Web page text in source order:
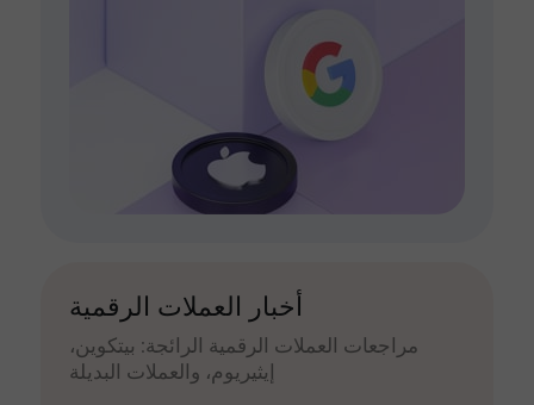
أخبار العملات الرقمية
مراجعات العملات الرقمية الرائجة: بيتكوين،
إيثيريوم، والعملات البديلة